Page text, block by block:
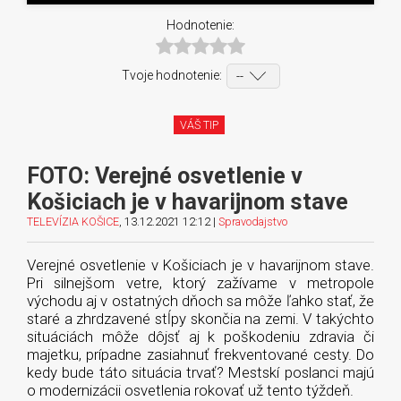
Hodnotenie:
Tvoje hodnotenie:
VÁŠ TIP
FOTO: Verejné osvetlenie v
Košiciach je v havarijnom stave
TELEVÍZIA KOŠICE, 13.12.2021 12:12 | Spravodajstvo
Verejné osvetlenie v Košiciach je v havarijnom stave.
Pri silnejšom vetre, ktorý zažívame v metropole
východu aj v ostatných dňoch sa môže ľahko stať, že
staré a zhrdzavené stĺpy skončia na zemi. V takýchto
situáciách môže dôjsť aj k poškodeniu zdravia či
majetku, prípadne zasiahnuť frekventované cesty. Do
kedy bude táto situácia trvať? Mestskí poslanci majú
o modernizácii osvetlenia rokovať už tento týždeň.